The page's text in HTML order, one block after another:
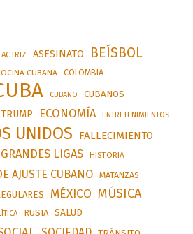
ACTRIZ ASESINATO BEÍSBOL
CUBANA COLOMBIA
CUBANO CUBANOS
ECONOMÍA ENTRETENIMIENTOS
UNIDOS FALLECIMIENTO
GRANDES LIGAS HISTORIA
AJUSTE CUBANO MATANZAS
MÉXICO MÚSICA
RUSIA SALUD